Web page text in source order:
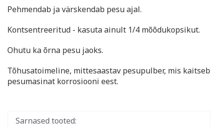
Pehmendab ja värskendab pesu ajal.
Kontsentreeritud - kasuta ainult 1/4 mõõdukopsikut.
Ohutu ka õrna pesu jaoks.
Tõhusatoimeline, mittesaastav pesupulber, mis kaitseb
pesumasinat korrosiooni eest.
Sarnased tooted: